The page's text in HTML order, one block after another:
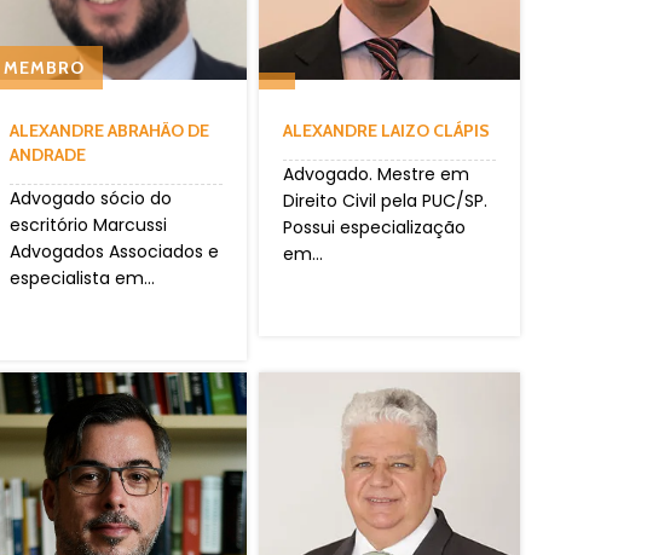
MEMBRO
ALEXANDRE ABRAHÃO DE
ANDRADE
Advogado sócio do
escritório Marcussi
Advogados Associados e
especialista em...
ALEXANDRE LAIZO CLÁPIS
Advogado. Mestre em
Direito Civil pela PUC/SP.
Possui especialização
em...